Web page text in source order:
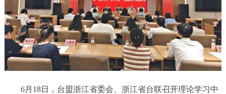
6月18日，台盟浙江省委会、浙江省台联召开理论学习中